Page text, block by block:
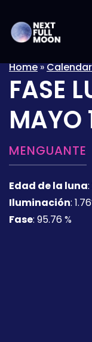
Home»
FASE
MAYO
MENGUANTE
Edad de la luna:
Iluminación:
Fase: 95.76 %